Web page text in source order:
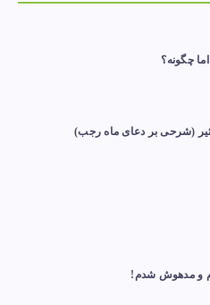
چگونه؟
(شرحی بر دعای ماه رجب)
و مدهوش شدم!